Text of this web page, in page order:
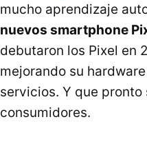
mucho aprendizaje
nuevos smartphone
debutaron los Pixel en
mejorando su
servicios. Y que
consumidores.